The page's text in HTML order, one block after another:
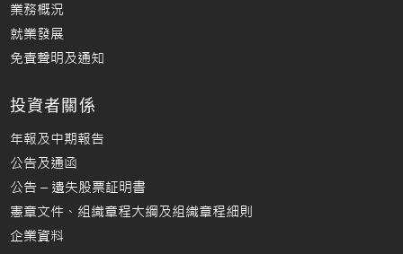
業務概況
就業發展
免責聲明及通知
投資者關係
年報及中期報告
公告及通函
公告 – 遺失股票証明書
憲章文件、組織章程大綱及組織章程細則
企業資料